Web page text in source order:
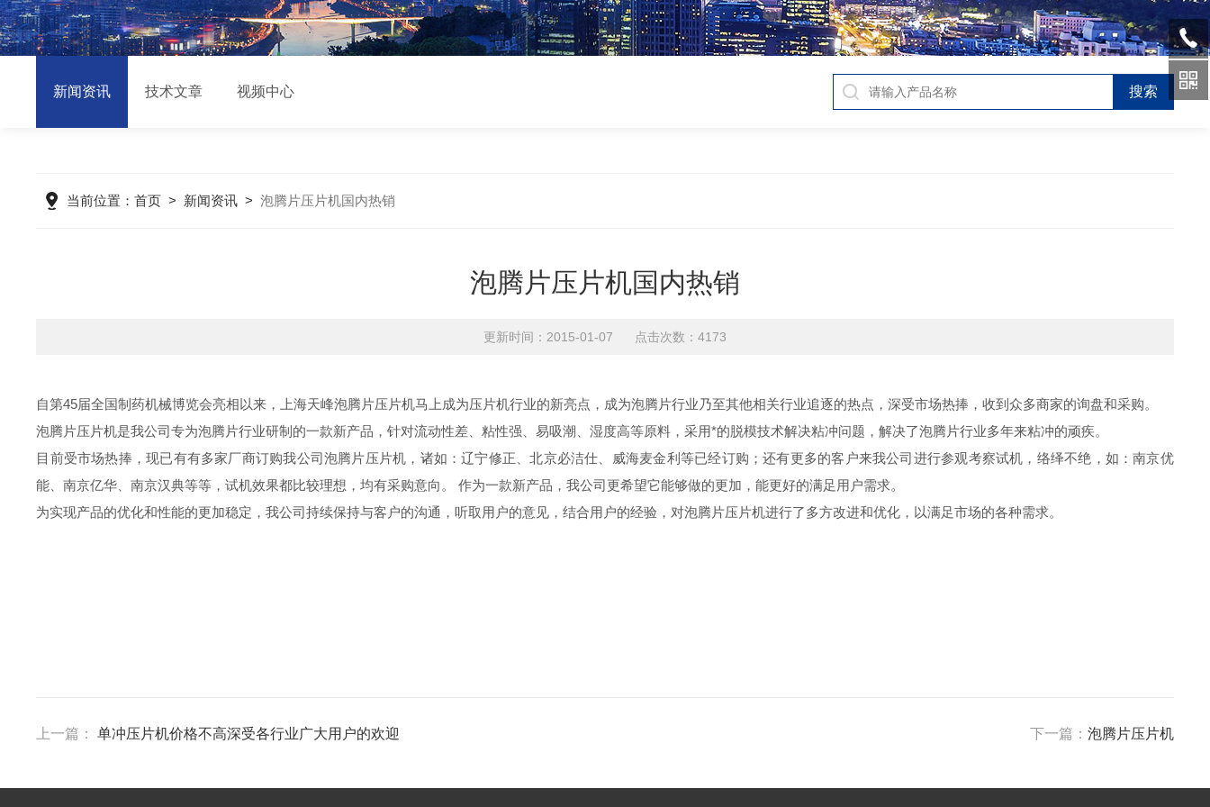
新闻资讯 技术文章 视频中心
当前位置：首页 > 新闻资讯 >泡腾片压片机国内热销
泡腾片压片机国内热销
更新时间：2015-01-07 点击次数：4173
自第45届全国制药机械博览会亮相以来，上海天峰泡腾片压片机马上成为压片机行业的新亮点，成为泡腾片行业乃至其他相关行业追逐的热点，深受市场热捧，收到众多商家的询盘和采购。
泡腾片压片机是我公司专为泡腾片行业研制的一款新产品，针对流动性差、粘性强、易吸潮、湿度高等原料，采用*的脱模技术解决粘冲问题，解决了泡腾片行业多年来粘冲的顽疾。
目前受市场热捧，现已有有多家厂商订购我公司泡腾片压片机，诸如：辽宁修正、北京必洁仕、威海麦金利等已经订购；还有更多的客户来我公司进行参观考察试机，络绎不绝，如：南京优
能、南京亿华、南京汉典等等，试机效果都比较理想，均有采购意向。 作为一款新产品，我公司更希望它能够做的更加，能更好的满足用户需求。
为实现产品的优化和性能的更加稳定，我公司持续保持与客户的沟通，听取用户的意见，结合用户的经验，对泡腾片压片机进行了多方改进和优化，以满足市场的各种需求。
上一篇： 单冲压片机价格不高深受各行业广大用户的欢迎 下一篇： 泡腾片压片机